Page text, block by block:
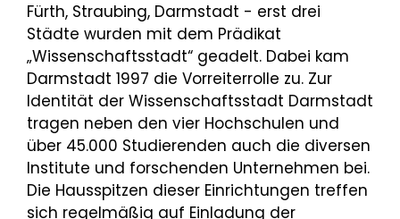
Fürth, Straubing, Darmstadt - erst drei
Städte wurden mit dem Prädikat
„Wissenschaftsstadt“ geadelt. Dabei kam
Darmstadt 1997 die Vorreiterrolle zu. Zur
Identität der Wissenschaftsstadt Darmstadt
tragen neben den vier Hochschulen und
über 45.000 Studierenden auch die diversen
Institute und forschenden Unternehmen bei.
Die Hausspitzen dieser Einrichtungen treffen
sich regelmäßig auf Einladung der